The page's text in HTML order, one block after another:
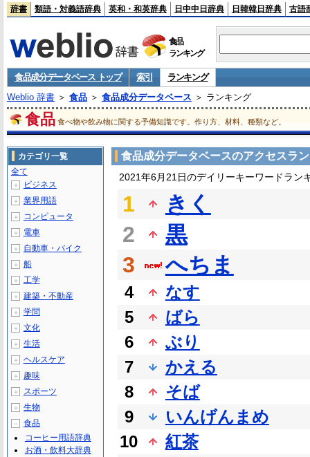
辞書 類語・対義語辞典 英和・和英辞典 日中中日辞典 日韓韓日辞典 古語
食品
ランキング
食品成分データベース トップ 索引
ランキング
Weblio 辞書＞ 食品＞ 食品成分データベース ＞ ランキング
食品 食べ物や飲み物に関する予備知識です。作り方、材料、種類など。
食品成分データベースのアクセスラ
2021年6月21日のデイリーキーワードラン
1
きく
2
黒
3
へちま
4
なす
5
ばら
6
ぶり
7
かえる
8
そば
9
いんげんまめ
10
紅茶
カテゴリ一覧
全て
＋ ビジネス
＋ 業界用語
＋ コンピュータ
＋ 電車
＋ 自動車・バイク
＋ 船
＋ 工学
＋ 建築・不動産
＋ 学問
＋ 文化
＋ 生活
＋ ヘルスケア
＋ 趣味
＋ スポーツ
＋ 生物
－
食品
コーヒー用語辞典
お酒・飲料大辞典